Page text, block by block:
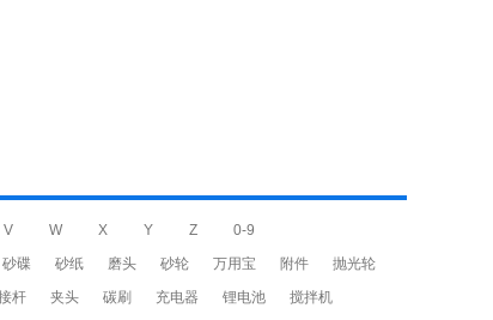
V W X Y Z
0-9
砂碟 砂纸 磨头 砂轮 万用宝 附件
抛光轮
杆 夹头 碳刷 充电器 锂电池
搅拌机